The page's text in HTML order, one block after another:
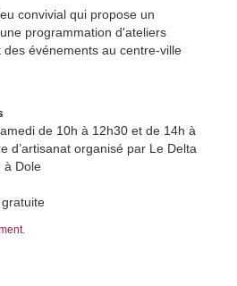
convivial qui propose un
programmation d'ateliers
événements au centre-ville
de 10h à 12h30 et de 14h à
d’artisanat organisé par Le Delta
à Dole